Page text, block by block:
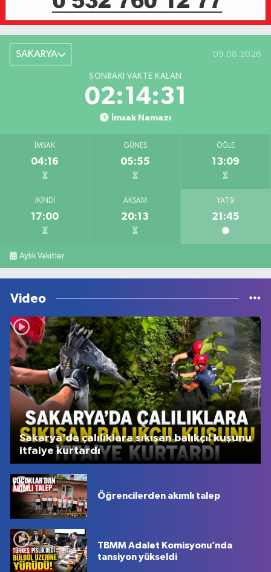
SAKARYA 09.08.2026
SONRAKI VAKTE KALAN
02:14:31
İmsak Namazı
İMSAK
04:16
GÜNEŞ
05:55
ÖĞLE
13:09
İKINDI
17:00
AKŞAM
20:13
YATSI
21:45
Aylık Vakitler
Video
Sakarya’da çalılıklara sıkışan balıkçıl kuşunu
itfaiye kurtardı
Öğrencilerden akımlı talep
TBMM Adalet Komisyonu’nda
tansiyon yükseldi